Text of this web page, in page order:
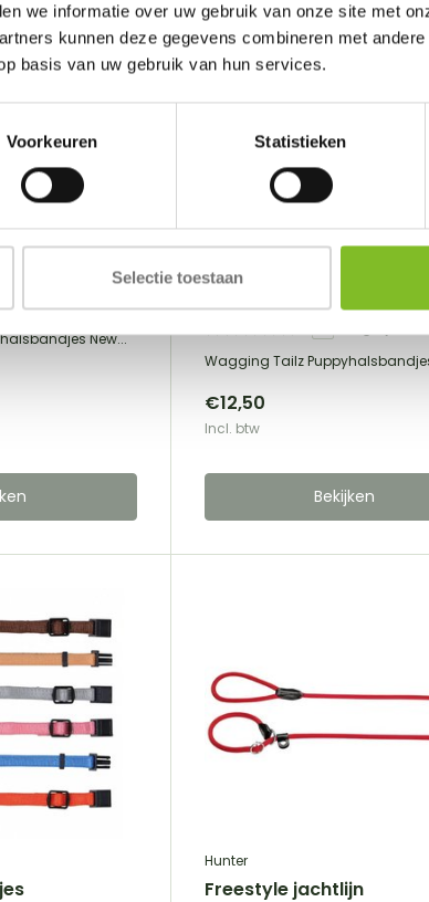
we informatie over uw gebruik van onze site met
kunnen deze gegevens combineren met
basis van uw gebruik van hun services.
Voorkeuren Statistieken
Selectie toestaan
Pup
New...
Wagging Tailz
Puppy ID Bands Heart
Wagging Tailz
€12,50
Incl. btw
Bekijken
Hunter
Freestyle jachtlijn